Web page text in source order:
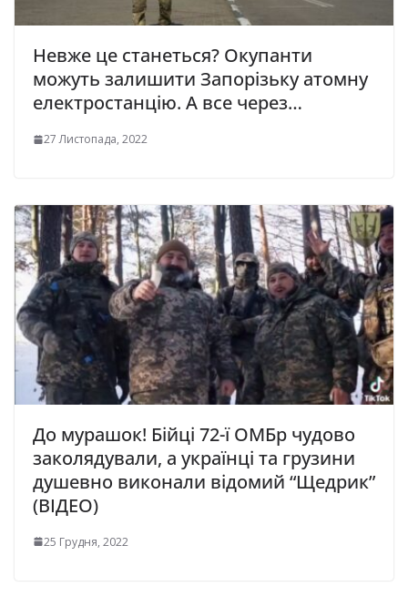
Невже це станеться? Окупанти
можуть залишити Запорізьку атомну
електростанцію. А все через…
27 Листопада, 2022
До мурашок! Бійці 72-ї ОМБр чудово
заколядували, а українці та грузини
душевно виконали відомий “Щедрик”
(ВІДЕО)
25 Грудня, 2022